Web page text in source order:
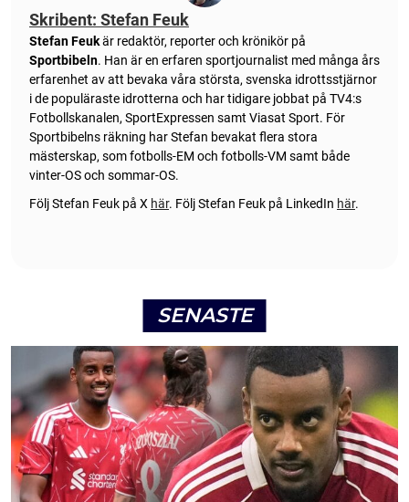
Skribent: Stefan Feuk
Stefan Feukär redaktör, reporter och krönikör på
Sportbibeln. Han är en erfaren sportjournalist med många års
erfarenhet av att bevaka våra största, svenska idrottsstjärnor
i de populäraste idrotterna och har tidigare jobbat på TV4:s
Fotbollskanalen, SportExpressen samt Viasat Sport. För
Sportbibelns räkning har Stefan bevakat flera stora
mästerskap, som fotbolls-EM och fotbolls-VM samt både
vinter-OS och sommar-OS.
Följ Stefan Feuk på X här. Följ Stefan Feuk på LinkedIn här.
SENASTE